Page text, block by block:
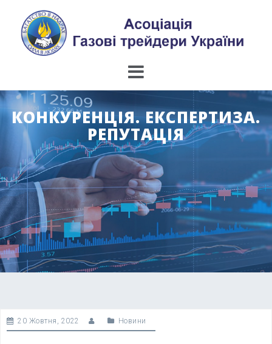
content
КОНКУРЕНЦІЯ. ЕКСПЕРТИЗА.
РЕПУТАЦІЯ
20 Жовтня, 2022 Новини